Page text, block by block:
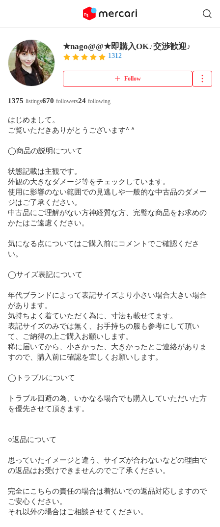
★nago@@★即購入OK♪交渉歓迎♪
1312
Follow
1375 listings670 followers24 following
はじめまして。
ご覧いただきありがとうございます^ ^
◯商品の説明について
状態記載は主観です。
外観の大きなダメージ等をチェックしています。
使用に影響のない範囲での見逃しや一般的な中古品のダメー
ジはご了承ください。
中古品にご理解がない方神経質な方、完璧な商品をお求めの
かたはご遠慮ください。
気になる点についてはご購入前にコメントでご確認くださ
い。
◯サイズ表記について
年代ブランドによって表記サイズより小さい場合大きい場合
があります。
気持ちよく着ていただく為に、寸法も載せてます。
表記サイズのみでは無く、お手持ちの服も参考にして頂い
て、ご納得の上ご購入お願いします。
稀に届いてから、小さかった、大きかったとご連絡がありま
すので、購入前に確認を宜しくお願いします。
◯トラブルについて
トラブル回避の為、いかなる場合でも購入していただいた方
を優先させて頂きます。
○返品について
思っていたイメージと違う、サイズが合わないなどの理由で
の返品はお受けできませんのでご了承ください。
完全にこちらの責任の場合は着払いでの返品対応しますので
ご安心ください。
それ以外の場合はご相談させてください。